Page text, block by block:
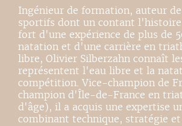
Ingénieur de formation, auteur
sportifs dont un contant
fort d'une expérience de plus de
natation et d'une carrière en
libre, Olivier Silberzahn connaît
représentent l'eau libre et la
compétition. Vice-champion de
champion d'Île-de-France en
d'âge), il a acquis une expertise
combinant technique, stratégie